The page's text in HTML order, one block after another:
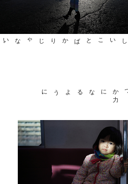
しいこと
ばかりじゃない
。